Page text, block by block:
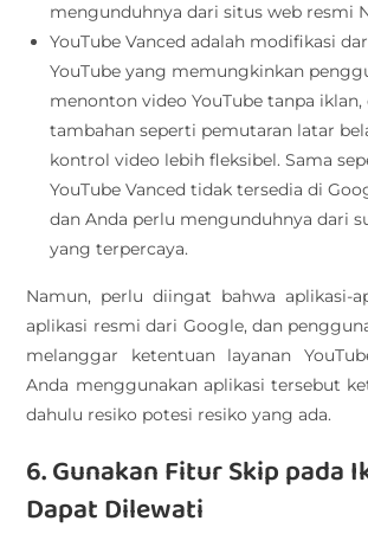
mengunduhnya dari situs web resmi
YouTube Vanced adalah modifikasi
YouTube yang memungkinkan
menonton video YouTube tanpa
tambahan seperti pemutaran latar
kontrol video lebih fleksibel. Sama
YouTube Vanced tidak tersedia di
dan Anda perlu mengunduhnya dari
yang terpercaya.
Namun, perlu diingat bahwa aplikasi-
aplikasi resmi dari Google, dan
melanggar ketentuan layanan
Anda menggunakan aplikasi tersebut
dahulu resiko potesi resiko yang ada.
6. Gunakan Fitur Skip pada
Dapat Dilewati